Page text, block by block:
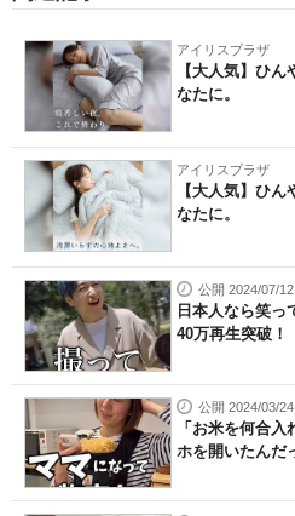
アイリスプラザ
【大人気】ひ
なたに。
アイリスプラザ
【大人気】ひ
なたに。
公開 2024/07/12
日本人なら笑っ
40万再生突破
公開 2024/03/24
「お米を何合
ホを開いたん